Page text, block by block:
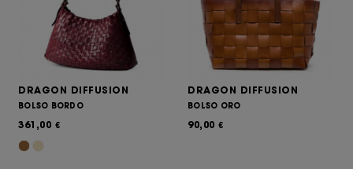
DRAGON DIFFUSION
BOLSO BORDO
361,00 €
DRAGON DIFFUSION
BOLSO ORO
90,00 €